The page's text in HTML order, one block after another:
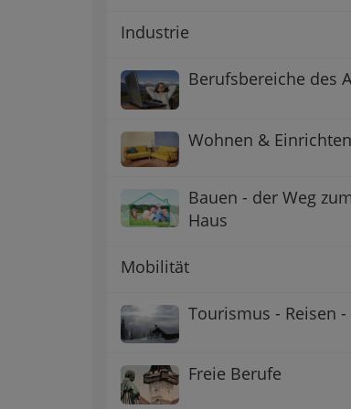
Industrie
Berufsbereiche des
Wohnen & Einrichten
Bauen - der Weg
Haus
Mobilität
Tourismus - Reisen
Freie Berufe